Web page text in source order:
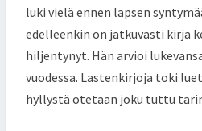
luki vielä ennen lapsen
edelleenkin on jatkuvasti kirja
hiljentynyt. Hän arvioi
vuodessa. Lastenkirjoja toki
hyllystä otetaan joku tuttu